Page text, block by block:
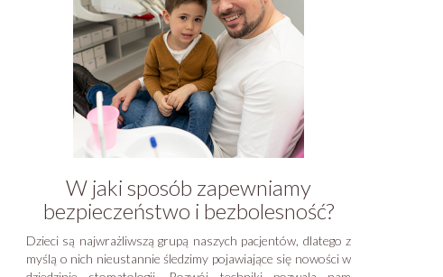
W jaki sposób zapewniamy
bezpieczeństwo i bezbolesność?
Dzieci są najwrażliwszą grupą naszych pacjentów, dlatego z
myślą o nich nieustannie śledzimy pojawiające się nowości w